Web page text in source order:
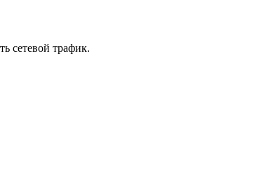
сетевой трафик.